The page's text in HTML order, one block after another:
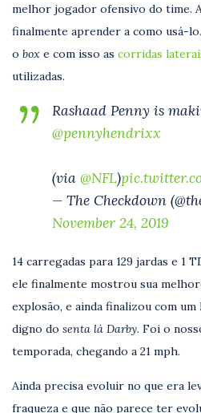
melhor jogador ofensivo do time.
finalmente aprender a como usá-
o box e com isso as corridas
utilizadas.
Rashaad Penny is
@pennyhendrixx
(via @NFL)
— The Checkdown
November 24, 2019
14 carregadas para 129 jardas e 1
ele finalmente mostrou sua
explosão, e ainda finalizou com um
digno do senta lá Darby. Foi o
temporada, chegando a 21 mph.
Ainda precisa evoluir no que era
fraqueza e que não parece ter